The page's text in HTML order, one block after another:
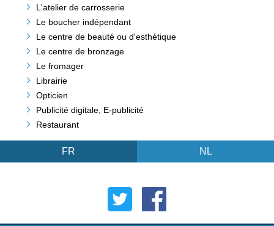
L'atelier de carrosserie
Le boucher indépendant
Le centre de beauté ou d'esthétique
Le centre de bronzage
Le fromager
Librairie
Opticien
Publicité digitale, E-publicité
Restaurant
FR NL